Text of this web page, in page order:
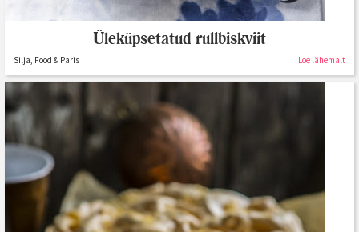
Üleküpsetatud rullbiskviit
Silja, Food & Paris Loe lähemalt